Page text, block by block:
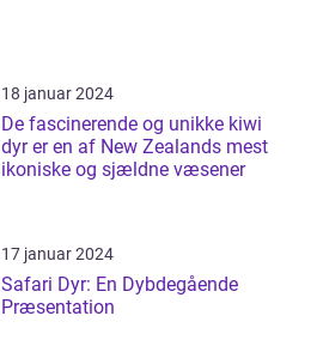
18 januar 2024
De fascinerende og unikke kiwi
dyr er en af New Zealands mest
ikoniske og sjældne væsener
17 januar 2024
Safari Dyr: En Dybdegående
Præsentation